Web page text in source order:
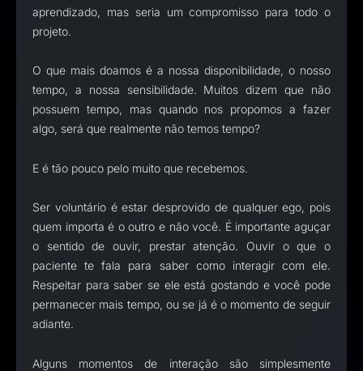
aprendizado, mas seria um compromisso para todo o
projeto.
O que mais doamos é a nossa disponibilidade, o nosso
tempo, a nossa sensibilidade. Muitos dizem que não
possuem tempo, mas quando nos propomos a fazer
algo, será que realmente não temos tempo?
E é tão pouco pelo muito que recebemos.
Ser voluntário é estar desprovido de qualquer ego, pois
quem importa é o outro e não você. É importante aguçar
o sentido de ouvir, prestar atenção. Ouvir o que o
paciente te fala para saber como interagir com ele.
Respeitar para saber se ele está gostando e você pode
permanecer mais tempo, ou se já é o momento de seguir
adiante.
Alguns momentos de interação são simplesmente